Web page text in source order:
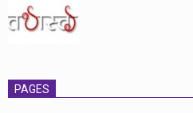
PAGES